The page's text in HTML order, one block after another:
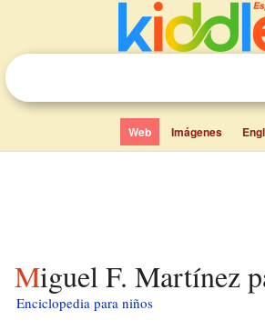
Web Imágenes
Miguel F. Martínez
Enciclopedia para niños